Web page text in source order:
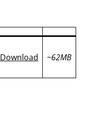
Download ~62MB